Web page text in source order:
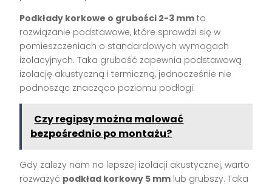
Podkłady korkowe o grubości 2-3 mm to
rozwiązanie podstawowe, które sprawdzi się w
pomieszczeniach o standardowych wymogach
izolacyjnych. Taka grubość zapewnia podstawową
izolację akustyczną i termiczną, jednocześnie nie
podnosząc znacząco poziomu podłogi.
Czy regipsy można malować
bezpośrednio po montażu?
Gdy zależy nam na lepszej izolacji akustycznej, warto
rozważyć podkład korkowy 5 mm lub grubszy. Taka